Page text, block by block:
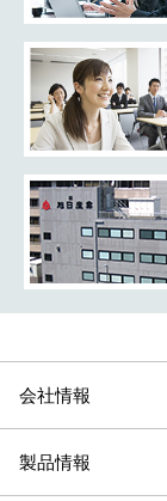
会社情報
製品情報